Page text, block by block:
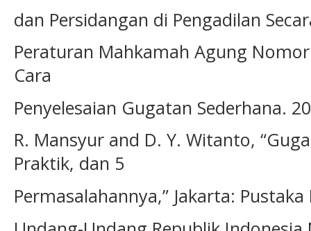
dan Persidangan di Pengadilan
Peraturan Mahkamah Agung
Cara
Penyelesaian Gugatan Sederhana.
R. Mansyur and D. Y. Witanto,
Praktik, dan 5
Permasalahannya,” Jakarta: